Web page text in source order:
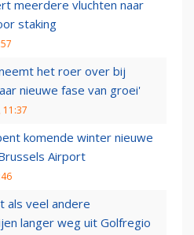
meerdere vluchten naar
staking
het roer over bij
nieuwe fase van groei'
11:37
komende winter nieuwe
Airport
als veel andere
langer weg uit Golfregio